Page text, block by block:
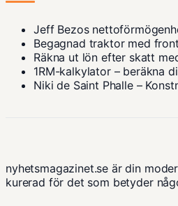
Jeff Bezos
Begagnad traktor med
Räkna ut lön efter skatt
1RM-kalkylator – beräkna
Niki de Saint Phalle –
nyhetsmagazinet.se är din
kurerad för det som betyder